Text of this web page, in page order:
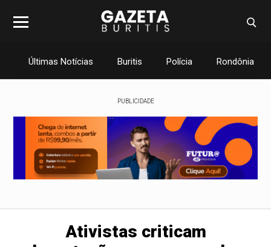
Últimas Notícias Buritis Polícia Rondônia
PUBLICIDADE
Ativistas criticam